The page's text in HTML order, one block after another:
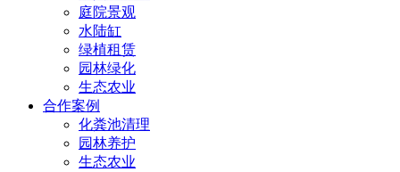
庭院景观
水陆缸
绿植租赁
园林绿化
生态农业
合作案例
化粪池清理
园林养护
生态农业